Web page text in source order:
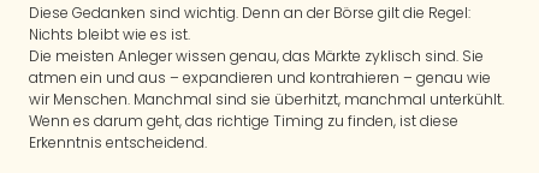
Diese Gedanken sind wichtig. Denn an der Börse gilt die Regel:
Nichts bleibt wie es ist.
Die meisten Anleger wissen genau, das Märkte zyklisch sind. Sie
atmen ein und aus – expandieren und kontrahieren – genau wie
wir Menschen. Manchmal sind sie überhitzt, manchmal unterkühlt.
Wenn es darum geht, das richtige Timing zu finden, ist diese
Erkenntnis entscheidend.